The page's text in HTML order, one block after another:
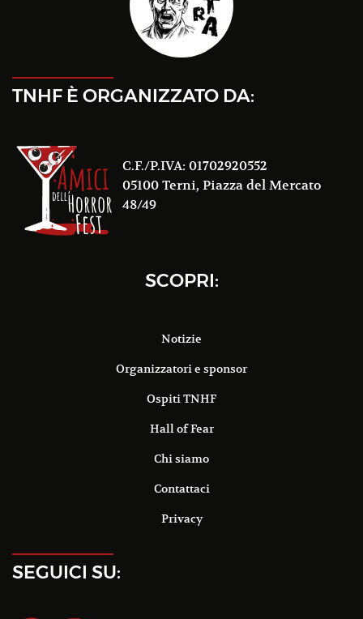
TNHF È ORGANIZZATO DA:
C.F./P.IVA: 01702920552
05100 Terni, Piazza del Mercato
48/49
SCOPRI:
Notizie
Organizzatori e sponsor
Ospiti TNHF
Hall of Fear
Chi siamo
Contattaci
Privacy
SEGUICI SU: